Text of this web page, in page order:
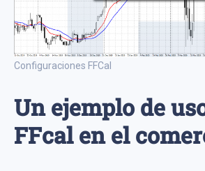
Configuraciones FFCal
Un ejemplo de
FFcal en el